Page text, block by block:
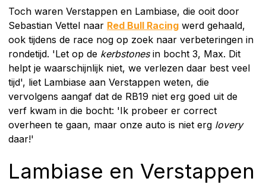
Toch waren Verstappen en Lambiase, die ooit door
Sebastian Vettel naar Red Bull Racing werd gehaald,
ook tijdens de race nog op zoek naar verbeteringen in
rondetijd. 'Let op de kerbstonesin bocht 3, Max. Dit
helpt je waarschijnlijk niet, we verlezen daar best veel
tijd', liet Lambiase aan Verstappen weten, die
vervolgens aangaf dat de RB19 niet erg goed uit de
verf kwam in die bocht: 'Ik probeer er correct
overheen te gaan, maar onze auto is niet erg lovery
daar!'
Lambiase en Verstappen